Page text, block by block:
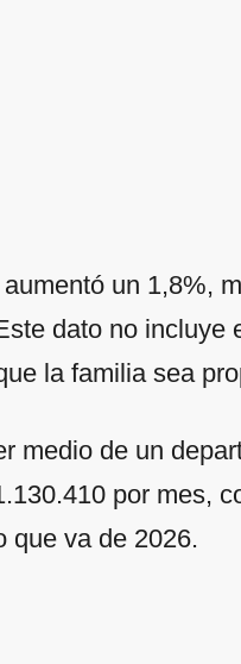
un 1,8%,
dato no incluye
la familia sea
medio de un
por mes,
que va de 2026.